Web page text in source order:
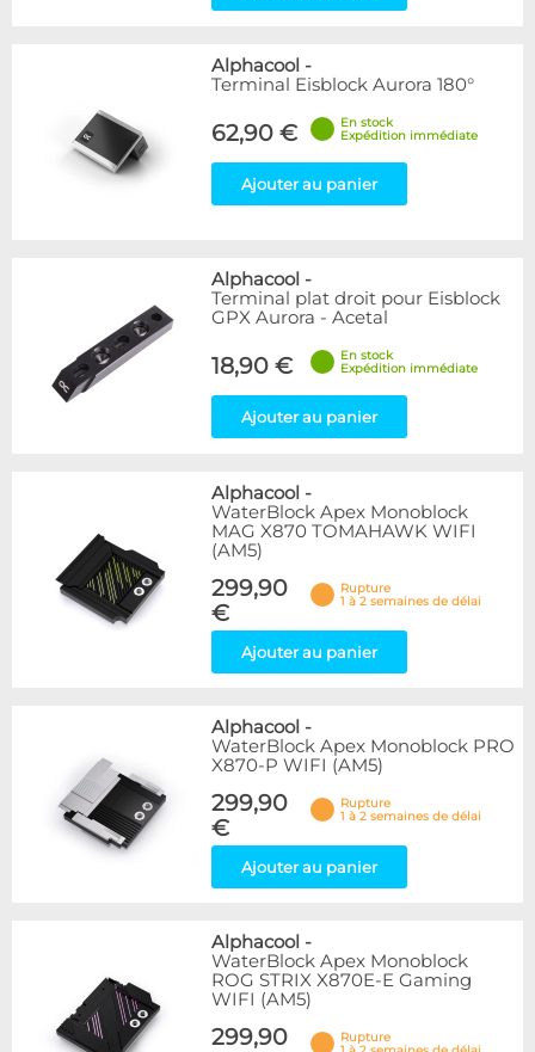
Alphacool -
Terminal Eisblock Aurora 180°
62,90 €
En stock
Expédition immédiate
Ajouter au panier
Alphacool -
Terminal plat droit pour Eisblock
GPX Aurora - Acetal
18,90 €
En stock
Expédition immédiate
Ajouter au panier
Alphacool -
WaterBlock Apex Monoblock
MAG X870 TOMAHAWK WIFI
(AM5)
299,90
€
Rupture
1 à 2 semaines de délai
Ajouter au panier
Alphacool -
WaterBlock Apex Monoblock PRO
X870-P WIFI (AM5)
299,90
€
Rupture
1 à 2 semaines de délai
Ajouter au panier
Alphacool -
WaterBlock Apex Monoblock
ROG STRIX X870E-E Gaming
WIFI (AM5)
299,90
Rupture